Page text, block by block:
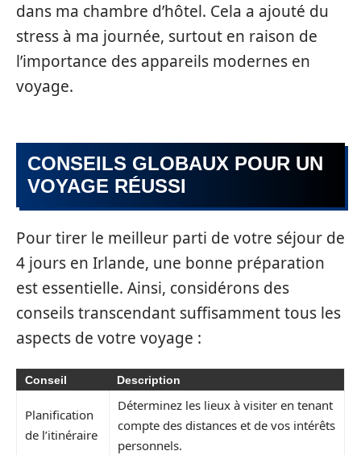
dans ma chambre d’hôtel. Cela a ajouté du
stress à ma journée, surtout en raison de
l’importance des appareils modernes en
voyage.
CONSEILS GLOBAUX POUR UN
VOYAGE RÉUSSI
Pour tirer le meilleur parti de votre séjour de
4 jours en Irlande, une bonne préparation
est essentielle. Ainsi, considérons des
conseils transcendant suffisamment tous les
aspects de votre voyage :
Conseil Description
Planification
de l’itinéraire
Déterminez les lieux à visiter en tenant
compte des distances et de vos intérêts
personnels.